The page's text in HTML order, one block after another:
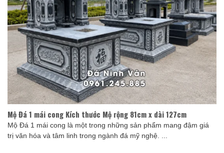
Mộ Đá 1 mái cong Kích thước Mộ rộng 81cm x dài 127cm
Mộ Đá 1 mái cong là một trong những sản phẩm mang đậm giá
trị văn hóa và tâm linh trong ngành đá mỹ nghệ. ...